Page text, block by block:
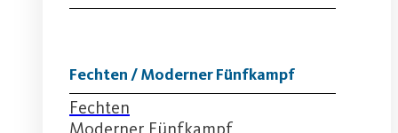
Fechten / Moderner Fünfkampf
Fechten
Moderner Fünfkampf